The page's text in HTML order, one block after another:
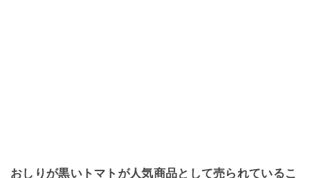
おしりが黒いトマトが人気商品として売られているこ